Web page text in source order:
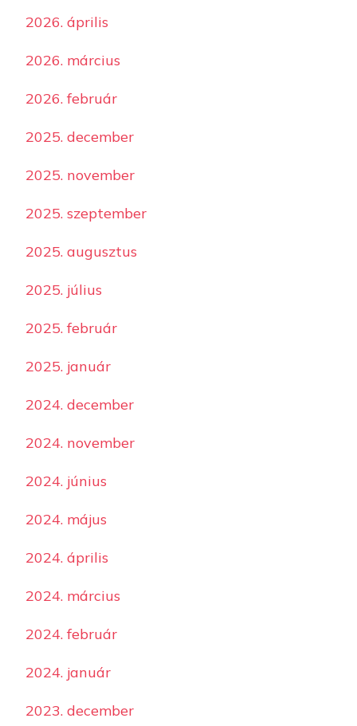
2026. április
2026. március
2026. február
2025. december
2025. november
2025. szeptember
2025. augusztus
2025. július
2025. február
2025. január
2024. december
2024. november
2024. június
2024. május
2024. április
2024. március
2024. február
2024. január
2023. december